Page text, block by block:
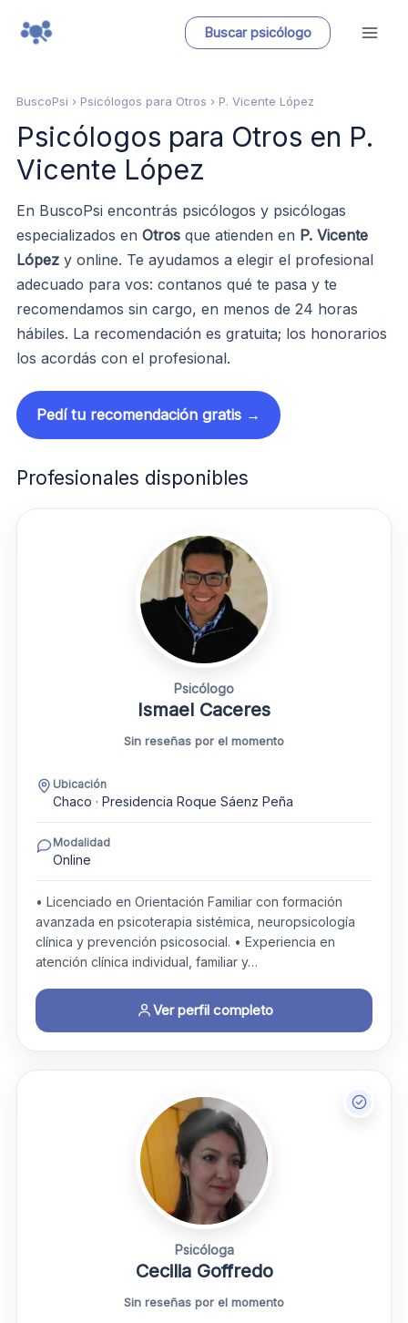
Buscar psicólogo
BuscoPsi › Psicólogos para Otros › P. Vicente López
Psicólogos para Otros en P.
Vicente López
En BuscoPsi encontrás psicólogos y psicólogas
especializados en Otros que atienden en P. Vicente
López y online. Te ayudamos a elegir el profesional
adecuado para vos: contanos qué te pasa y te
recomendamos sin cargo, en menos de 24 horas
hábiles. La recomendación es gratuita; los honorarios
los acordás con el profesional.
Pedí tu recomendación gratis →
Profesionales disponibles
Psicólogo
Ismael Caceres
Sin reseñas por el momento
Ubicación
Chaco · Presidencia Roque Sáenz Peña
Modalidad
Online
• Licenciado en Orientación Familiar con formación
avanzada en psicoterapia sistémica, neuropsicología
clínica y prevención psicosocial. • Experiencia en
atención clínica individual, familiar y…
Ver perfil completo
Psicóloga
Cecilia Goffredo
Sin reseñas por el momento